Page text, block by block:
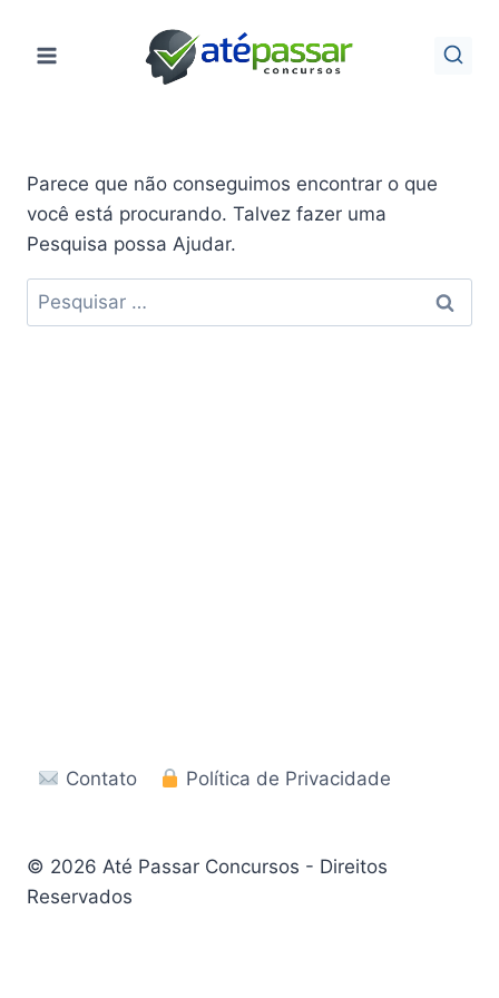
para
Parece que não conseguimos encontrar o que
você está procurando. Talvez fazer uma
Pesquisa possa Ajudar.
Pesquisar
por:
Contato Política de Privacidade
© 2026 Até Passar Concursos - Direitos
Reservados